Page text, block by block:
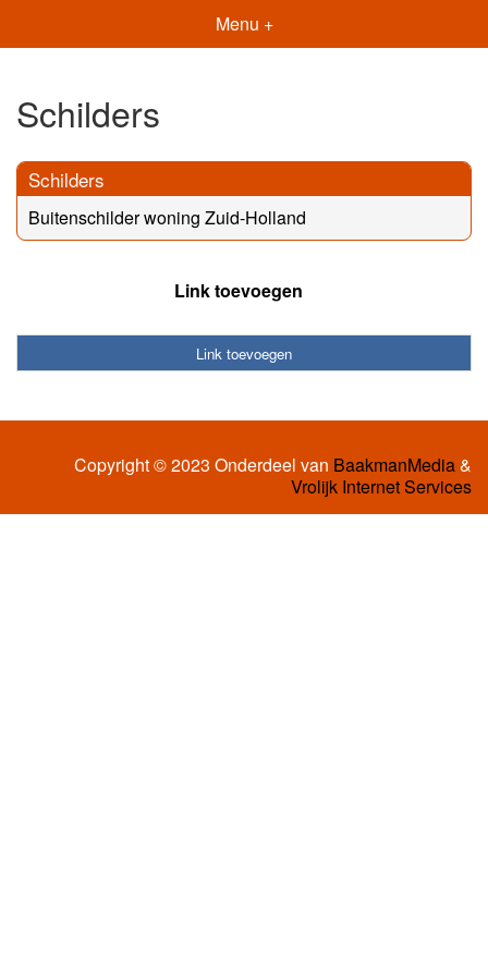
Menu +
Schilders
Schilders
Buitenschilder woning Zuid-Holland
Link toevoegen
Link toevoegen
Copyright © 2023 Onderdeel van BaakmanMedia&
Vrolijk Internet Services